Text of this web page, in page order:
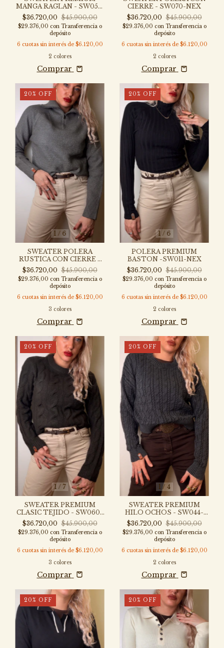
MANGA RAGLAN - SW051-
NEX
$36.720,00 $45.900,00
$29.376,00 con Transferencia o
depósito
6 cuotas sin interés de $6.120,00
2 colores
Comprar
CIERRE - SW070-NEX
$36.720,00 $45.900,00
$29.376,00 con Transferencia o
depósito
6 cuotas sin interés de $6.120,00
2 colores
Comprar
1 / 6
20% OFF
SWEATER POLERA
RUSTICA CON CIERRE -
SW071- NEX
$36.720,00 $45.900,00
$29.376,00 con Transferencia o
depósito
6 cuotas sin interés de $6.120,00
3 colores
Comprar
1 / 6
20% OFF
POLERA PREMIUM
BASTON -SW011-NEX
$36.720,00 $45.900,00
$29.376,00 con Transferencia o
depósito
6 cuotas sin interés de $6.120,00
2 colores
Comprar
1 / 7
20% OFF
SWEATER PREMIUM
CLASIC TEJIDO - SW060-
NEX
$36.720,00 $45.900,00
$29.376,00 con Transferencia o
depósito
6 cuotas sin interés de $6.120,00
3 colores
Comprar
1 / 4
20% OFF
SWEATER PREMIUM
HILO OCHOS - SW044-
NEX
$36.720,00 $45.900,00
$29.376,00 con Transferencia o
depósito
6 cuotas sin interés de $6.120,00
2 colores
Comprar
20 % OFF 20 % OFF